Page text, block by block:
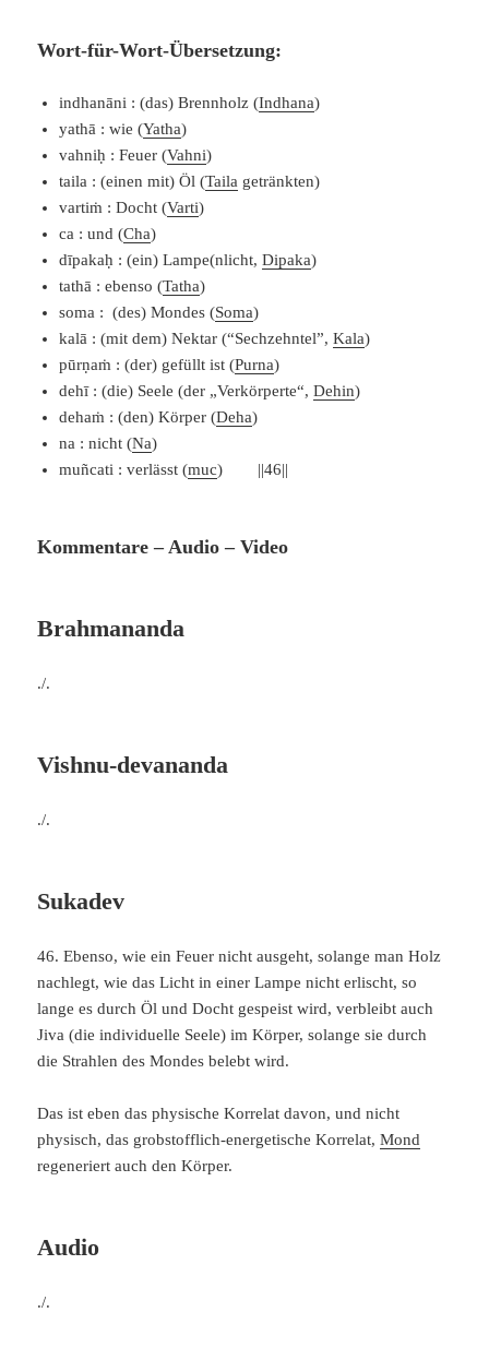
Wort-für-Wort-Übersetzung:
indhanāni : (das) Brennholz (Indhana)
yathā : wie (Yatha)
vahniḥ : Feuer (Vahni)
taila : (einen mit) Öl (Taila getränkten)
vartiṁ : Docht (Varti)
ca : und (Cha)
dīpakaḥ : (ein) Lampe(nlicht,Dipaka)
tathā : ebenso (Tatha)
soma : (des) Mondes (Soma)
kalā : (mit dem) Nektar (“Sechzehntel”,Kala)
pūrṇaṁ : (der) gefüllt ist (Purna)
dehī : (die) Seele (der „Verkörperte“,Dehin)
dehaṁ : (den) Körper (Deha)
na : nicht (Na)
muñcati : verlässt (muc) ||46||
Kommentare – Audio – Video
Brahmananda
./.
Vishnu-devananda
./.
Sukadev
46. Ebenso, wie ein Feuer nicht ausgeht, solange man Holz
nachlegt, wie das Licht in einer Lampe nicht erlischt, so
lange es durch Öl und Docht gespeist wird, verbleibt auch
Jiva (die individuelle Seele) im Körper, solange sie durch
die Strahlen des Mondes belebt wird.
Das ist eben das physische Korrelat davon, und nicht
physisch, das grobstofflich-energetische Korrelat,Mond
regeneriert auch den Körper.
Audio
./.